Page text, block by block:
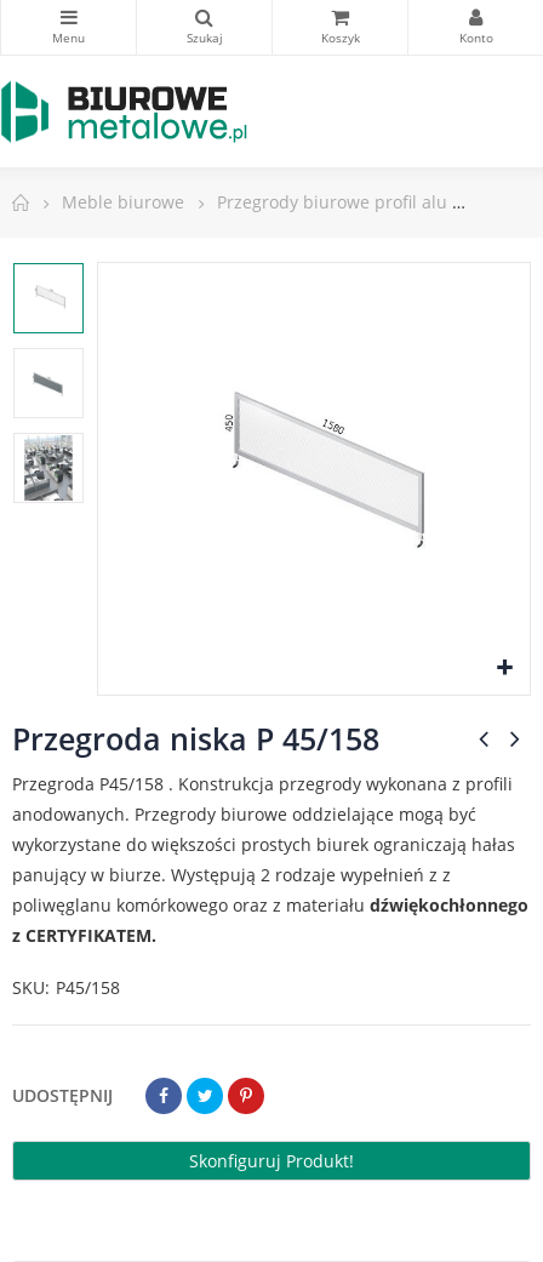
Meble biurowe Przegrody biurowe profil alu
Przegroda niska P 45/158
Przegroda P45/158 . Konstrukcja przegrody wykonana z profili
anodowanych. Przegrody biurowe oddzielające mogą być
wykorzystane do większości prostych biurek ograniczają hałas
panujący w biurze. Występują 2 rodzaje wypełnień z z
poliwęglanu komórkowego oraz z materiału dźwiękochłonnego
z CERTYFIKATEM.
SKU P45/158
UDOSTĘPNIJ
Skonfiguruj Produkt!